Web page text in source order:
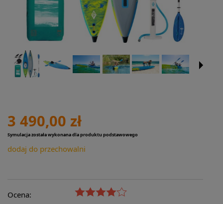
3 490,00 zł
Symulacja została wykonana dla produktu podstawowego
dodaj do przechowalni
Ocena: